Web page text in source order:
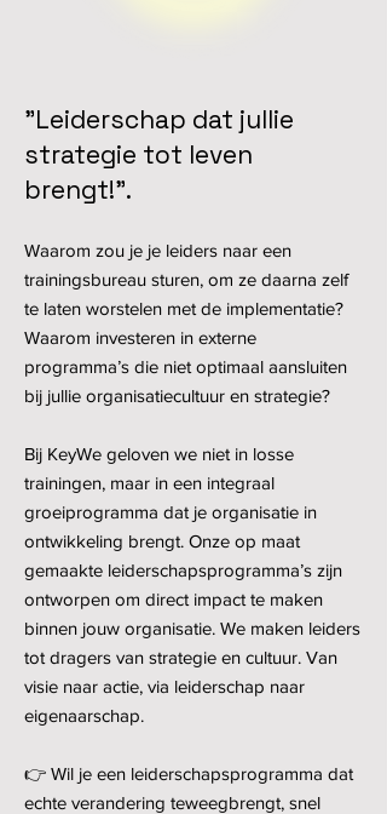
"Leiderschap dat jullie
strategie tot leven
brengt!".
Waarom zou je je leiders naar een
trainingsbureau sturen, om ze daarna zelf
te laten worstelen met de implementatie?
Waarom investeren in externe
programma’s die niet optimaal aansluiten
bij jullie organisatiecultuur en strategie?
Bij KeyWe geloven we niet in losse
trainingen, maar in een integraal
groeiprogramma dat je organisatie in
ontwikkeling brengt. Onze op maat
gemaakte leiderschapsprogramma’s zijn
ontworpen om direct impact te maken
binnen jouw organisatie. We maken leiders
tot dragers van strategie en cultuur. Van
visie naar actie, via leiderschap naar
eigenaarschap.
👉 Wil je een leiderschapsprogramma dat
echte verandering teweegbrengt, snel